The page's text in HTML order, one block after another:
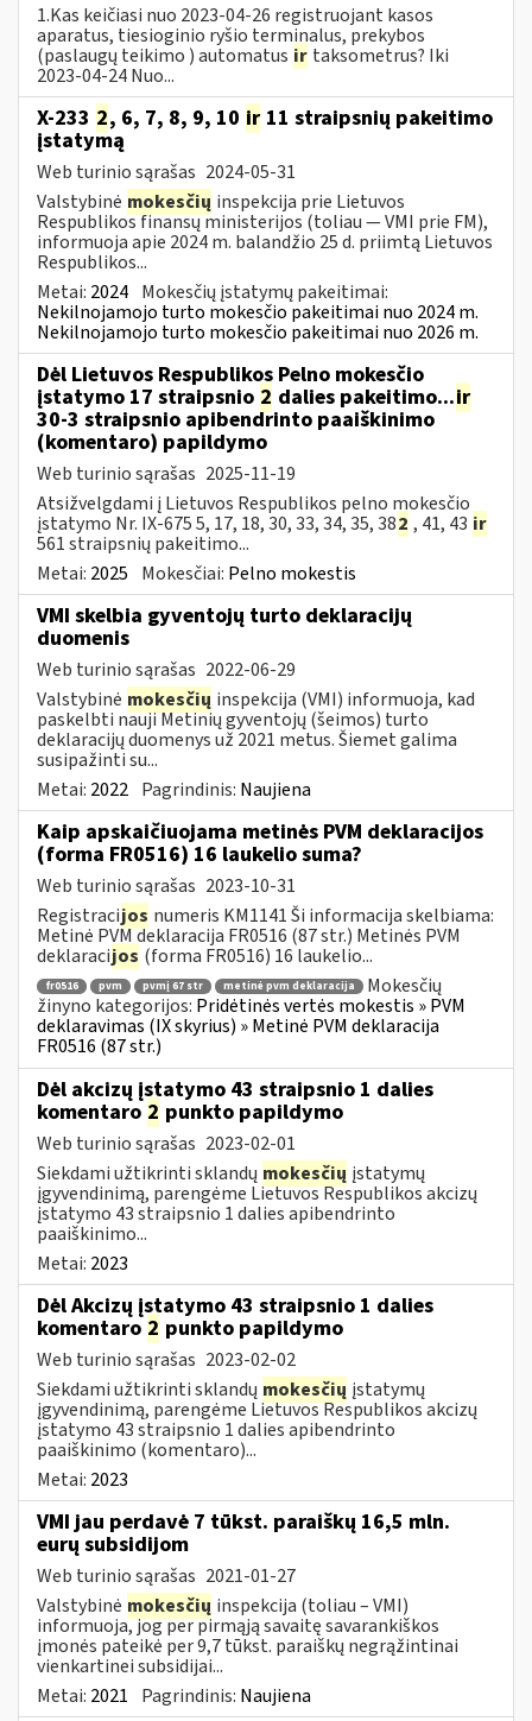
1.Kas keičiasi nuo 2023-04-26 registruojant kasos
aparatus, tiesioginio ryšio terminalus, prekybos
(paslaugų teikimo ) automatus ir taksometrus? Iki
2023-04-24 Nuo...
X-233 2, 6, 7, 8, 9, 10 ir 11 straipsnių pakeitimo
įstatymą
Web turinio sąrašas 2024-05-31
Valstybinė mokesčių inspekcija prie Lietuvos
Respublikos finansų ministerijos (toliau — VMI prie FM),
informuoja apie 2024 m. balandžio 25 d. priimtą Lietuvos
Respublikos...
Metai: 2024 Mokesčių įstatymų pakeitimai:
Nekilnojamojo turto mokesčio pakeitimai nuo 2024 m.
Nekilnojamojo turto mokesčio pakeitimai nuo 2026 m.
Dėl Lietuvos Respublikos Pelno mokesčio
įstatymo 17 straipsnio 2 dalies pakeitimo...ir
30-3 straipsnio apibendrinto paaiškinimo
(komentaro) papildymo
Web turinio sąrašas 2025-11-19
Atsižvelgdami į Lietuvos Respublikos pelno mokesčio
įstatymo Nr. IX-675 5, 17, 18, 30, 33, 34, 35, 382 , 41, 43 ir
561 straipsnių pakeitimo...
Metai: 2025 Mokesčiai: Pelno mokestis
VMI skelbia gyventojų turto deklaracijų
duomenis
Web turinio sąrašas 2022-06-29
Valstybinė mokesčių inspekcija (VMI) informuoja, kad
paskelbti nauji Metinių gyventojų (šeimos) turto
deklaracijų duomenys už 2021 metus. Šiemet galima
susipažinti su...
Metai: 2022 Pagrindinis: Naujiena
Kaip apskaičiuojama metinės PVM deklaracijos
(forma FR0516) 16 laukelio suma?
Web turinio sąrašas 2023-10-31
Registracijos numeris KM1141 Ši informacija skelbiama:
Metinė PVM deklaracija FR0516 (87 str.) Metinės PVM
deklaracijos (forma FR0516) 16 laukelio...
fr0516 pvm pvmį 67 str metinė pvm deklaracija
Mokesčių
žinyno kategorijos: Pridėtinės vertės mokestis » PVM
deklaravimas (IX skyrius) » Metinė PVM deklaracija
FR0516 (87 str.)
Dėl akcizų įstatymo 43 straipsnio 1 dalies
komentaro 2 punkto papildymo
Web turinio sąrašas 2023-02-01
Siekdami užtikrinti sklandų mokesčių įstatymų
įgyvendinimą, parengėme Lietuvos Respublikos akcizų
įstatymo 43 straipsnio 1 dalies apibendrinto
paaiškinimo...
Metai: 2023
Dėl Akcizų įstatymo 43 straipsnio 1 dalies
komentaro 2 punkto papildymo
Web turinio sąrašas 2023-02-02
Siekdami užtikrinti sklandų mokesčių įstatymų
įgyvendinimą, parengėme Lietuvos Respublikos akcizų
įstatymo 43 straipsnio 1 dalies apibendrinto
paaiškinimo (komentaro)...
Metai: 2023
VMI jau perdavė 7 tūkst. paraiškų 16,5 mln.
eurų subsidijom
Web turinio sąrašas 2021-01-27
Valstybinė mokesčių inspekcija (toliau – VMI)
informuoja, jog per pirmąją savaitę savarankiškos
įmonės pateikė per 9,7 tūkst. paraiškų negrąžintinai
vienkartinei subsidijai...
Metai: 2021 Pagrindinis: Naujiena